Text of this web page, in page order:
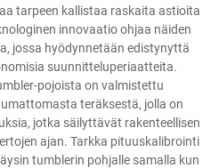
tarpeen kallistaa raskaita astioita
innovaatio ohjaa näiden
jossa hyödynnetään edistynyttä
suunnitteluperiaatteita.
pojoista on valmistettu
teräksestä, jolla on
jotka säilyttävät rakenteellisen
ajan. Tarkka pituuskalibrointi
tumblerin pohjalle samalla kun